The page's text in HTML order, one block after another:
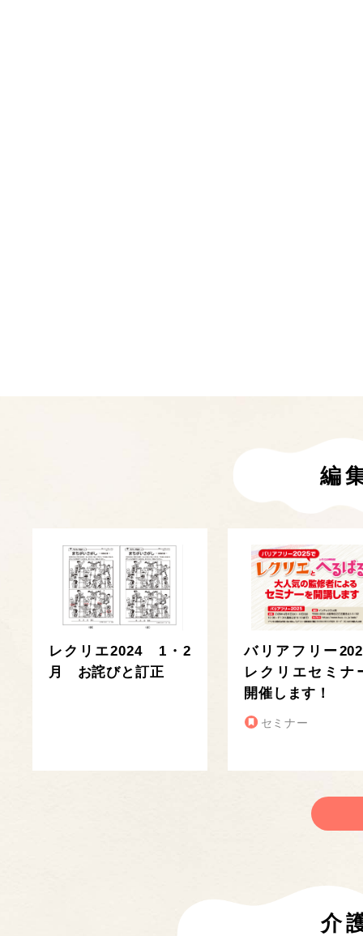
編
レクリエ2024 1・2
月 お詫びと訂正
バリアフリー
レクリエセミナ
開催します！
セミナー
介